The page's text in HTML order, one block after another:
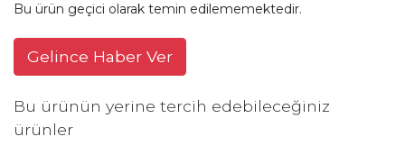
Bu ürün geçici olarak temin edilememektedir.
Gelince Haber Ver
Bu ürünün yerine tercih edebileceğiniz
ürünler